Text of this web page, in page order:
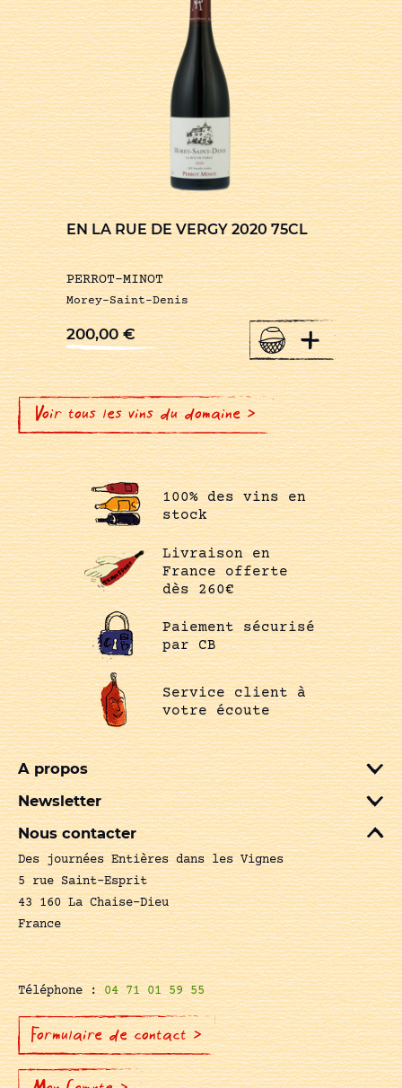
EN LA RUE DE VERGY 2020 75CL
PERROT-MINOT
Morey-Saint-Denis
200,00€ +
Voir tous les vins du domaine >
100% des vins en
stock
Livraison en
France offerte
dès 260€
Paiement sécurisé
par CB
Service client à
votre écoute
A propos
Newsletter
Nous contacter
Des journées Entières dans les Vignes
5 rue Saint-Esprit
43 160 La Chaise-Dieu
France
Téléphone :04 71 01 59 55
Formulaire de contact >